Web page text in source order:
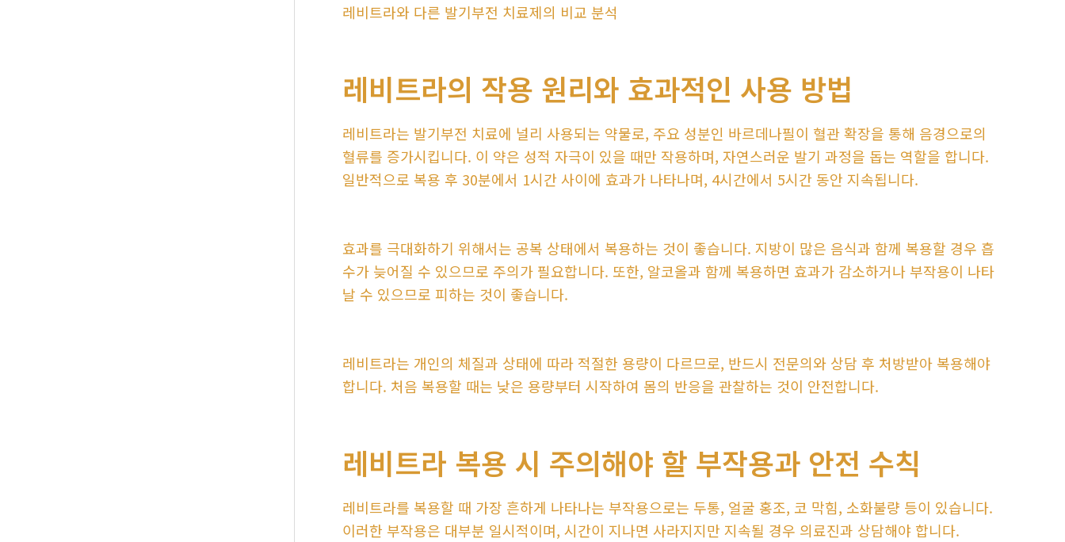
레비트라와 다른 발기부전 치료제의 비교 분석
레비트라의 작용 원리와 효과적인 사용 방법
레비트라는 발기부전 치료에 널리 사용되는 약물로, 주요 성분인 바르데나필이 혈관 확장을 통해 음경으로의
혈류를 증가시킵니다. 이 약은 성적 자극이 있을 때만 작용하며, 자연스러운 발기 과정을 돕는 역할을 합니다.
일반적으로 복용 후 30분에서 1시간 사이에 효과가 나타나며, 4시간에서 5시간 동안 지속됩니다.
효과를 극대화하기 위해서는 공복 상태에서 복용하는 것이 좋습니다. 지방이 많은 음식과 함께 복용할 경우 흡
수가 늦어질 수 있으므로 주의가 필요합니다. 또한, 알코올과 함께 복용하면 효과가 감소하거나 부작용이 나타
날 수 있으므로 피하는 것이 좋습니다.
레비트라는 개인의 체질과 상태에 따라 적절한 용량이 다르므로, 반드시 전문의와 상담 후 처방받아 복용해야
합니다. 처음 복용할 때는 낮은 용량부터 시작하여 몸의 반응을 관찰하는 것이 안전합니다.
레비트라 복용 시 주의해야 할 부작용과 안전 수칙
레비트라를 복용할 때 가장 흔하게 나타나는 부작용으로는 두통, 얼굴 홍조, 코 막힘, 소화불량 등이 있습니다.
이러한 부작용은 대부분 일시적이며, 시간이 지나면 사라지지만 지속될 경우 의료진과 상담해야 합니다.